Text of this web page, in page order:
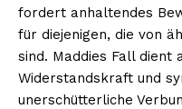
fordert anhaltendes
für diejenigen, die von
sind. Maddies Fall dient
Widerstandskraft und
unerschütterliche